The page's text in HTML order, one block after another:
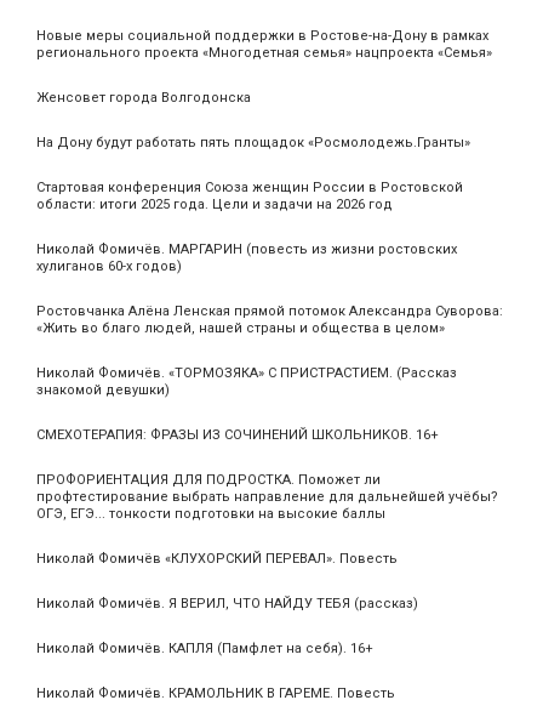
Новые меры социальной поддержки в Ростове-на-Дону в рамках
регионального проекта «Многодетная семья» нацпроекта «Семья»
Женсовет города Волгодонска
На Дону будут работать пять площадок «Росмолодежь.Гранты»
Стартовая конференция Союза женщин России в Ростовской
области: итоги 2025 года. Цели и задачи на 2026 год
Николай Фомичёв. МАРГАРИН (повесть из жизни ростовских
хулиганов 60-х годов)
Ростовчанка Алёна Ленская прямой потомок Александра Суворова:
«Жить во благо людей, нашей страны и общества в целом»
Николай Фомичёв. «ТОРМОЗЯКА» С ПРИСТРАСТИЕМ. (Рассказ
знакомой девушки)
СМЕХОТЕРАПИЯ: ФРАЗЫ ИЗ СОЧИНЕНИЙ ШКОЛЬНИКОВ. 16+
ПРОФОРИЕНТАЦИЯ ДЛЯ ПОДРОСТКА. Поможет ли
профтестирование выбрать направление для дальнейшей учёбы?
ОГЭ, ЕГЭ... тонкости подготовки на высокие баллы
Николай Фомичёв «КЛУХОРСКИЙ ПЕРЕВАЛ». Повесть
Николай Фомичёв. Я ВЕРИЛ, ЧТО НАЙДУ ТЕБЯ (рассказ)
Николай Фомичёв. КАПЛЯ (Памфлет на себя). 16+
Николай Фомичёв. КРАМОЛЬНИК В ГАРЕМЕ. Повесть